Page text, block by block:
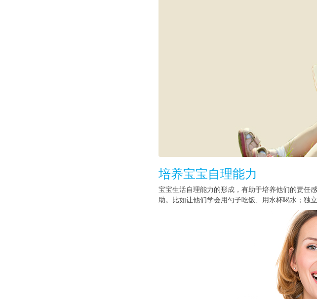
培养宝宝自理能力
宝宝生活自理能力的形成，有助于培养他们的责任
助。比如让他们学会用勺子吃饭、用水杯喝水；独